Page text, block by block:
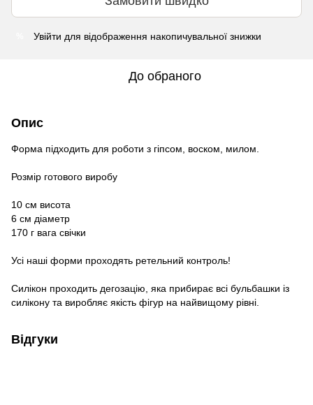
Увійти для відображення накопичувальної знижки
До обраного
Опис
Форма підходить для роботи з гіпсом, воском, милом.
Розмір готового виробу
10 см висота
6 см діаметр
170 г вага свічки
Усі наші форми проходять ретельний контроль!
Силікон проходить дегозацію, яка прибирає всі бульбашки із
силікону та виробляє якість фігур на найвищому рівні.
Відгуки